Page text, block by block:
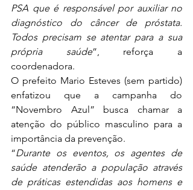
PSA que é responsável por auxiliar no
diagnóstico do câncer de próstata.
Todos precisam se atentar para a sua
própria saúde”, reforça a
coordenadora.
O prefeito Mario Esteves (sem partido)
enfatizou que a campanha do
“Novembro Azul” busca chamar a
atenção do público masculino para a
importância da prevenção.
“Durante os eventos, os agentes de
saúde atenderão a população através
de práticas estendidas aos homens e